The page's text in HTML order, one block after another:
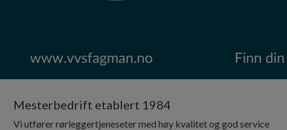
Mesterbedrift etablert 1984
Vi utfører rørleggertjeneseter med høy kvalitet og god service